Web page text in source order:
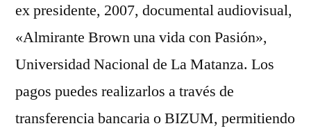
ex presidente, 2007, documental audiovisual,
«Almirante Brown una vida con Pasión»,
Universidad Nacional de La Matanza. Los
pagos puedes realizarlos a través de
transferencia bancaria o BIZUM, permitiendo